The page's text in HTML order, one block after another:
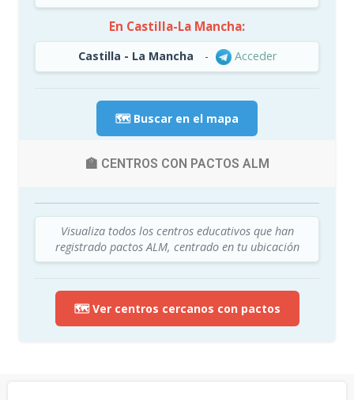
En Castilla-La Mancha:
Castilla - La Mancha - Acceder
🗺️ Buscar en el mapa
🏫 CENTROS CON PACTOS ALM
Visualiza todos los centros educativos que han
registrado pactos ALM, centrado en tu ubicación
🗺️ Ver centros cercanos con pactos